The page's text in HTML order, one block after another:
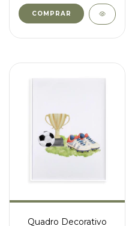
COMPRAR
Quadro Decorativo